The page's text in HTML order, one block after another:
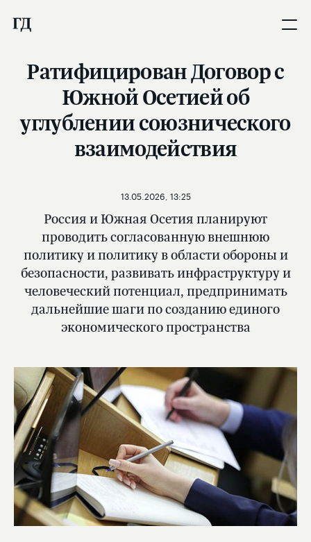
Ратифицирован Договор с
Южной Осетией об
углублении союзнического
взаимодействия
Россия и Южная Осетия планируют
проводить согласованную внешнюю
политику и политику в области обороны и
безопасности, развивать инфраструктуру и
человеческий потенциал, предпринимать
дальнейшие шаги по созданию единого
экономического пространства
13.05.2026, 13:25